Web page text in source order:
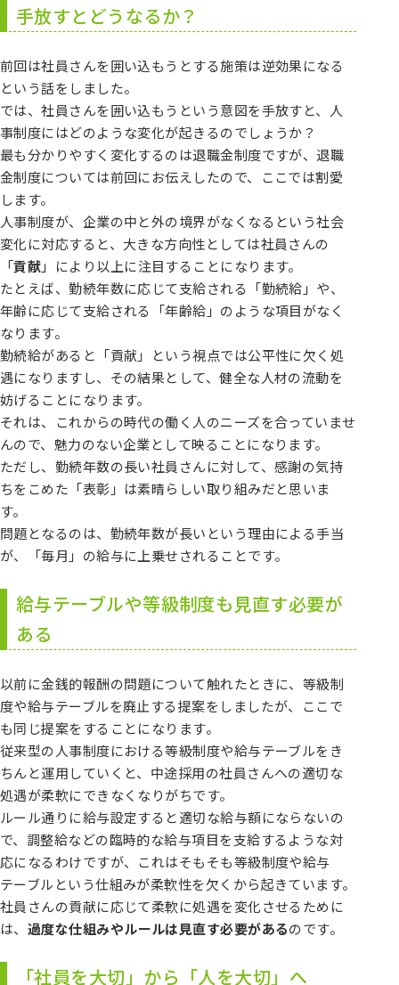
手放すとどうなるか？
前回は社員さんを囲い込もうとする施策は逆効果になる
という話をしました。
では、社員さんを囲い込もうという意図を手放すと、人
事制度にはどのような変化が起きるのでしょうか？
最も分かりやすく変化するのは退職金制度ですが、退職
金制度については前回にお伝えしたので、ここでは割愛
します。
人事制度が、企業の中と外の境界がなくなるという社会
変化に対応すると、大きな方向性としては社員さんの
「貢献」により以上に注目することになります。
たとえば、勤続年数に応じて支給される「勤続給」や、
年齢に応じて支給される「年齢給」のような項目がなく
なります。
勤続給があると「貢献」という視点では公平性に欠く処
遇になりますし、その結果として、健全な人材の流動を
妨げることになります。
それは、これからの時代の働く人のニーズを合っていませ
んので、魅力のない企業として映ることになります。
ただし、勤続年数の長い社員さんに対して、感謝の気持
ちをこめた「表彰」は素晴らしい取り組みだと思いま
す。
問題となるのは、勤続年数が長いという理由による手当
が、「毎月」の給与に上乗せされることです。
給与テーブルや等級制度も見直す必要が
ある
以前に金銭的報酬の問題について触れたときに、等級制
度や給与テーブルを廃止する提案をしましたが、ここで
も同じ提案をすることになります。
従来型の人事制度における等級制度や給与テーブルをき
ちんと運用していくと、中途採用の社員さんへの適切な
処遇が柔軟にできなくなりがちです。
ルール通りに給与設定すると適切な給与額にならないの
で、調整給などの臨時的な給与項目を支給するような対
応になるわけですが、これはそもそも等級制度や給与
テーブルという仕組みが柔軟性を欠くから起きています。
社員さんの貢献に応じて柔軟に処遇を変化させるために
は、 過度な仕組みやルールは見直す必要があるのです。
「社員を大切」から「人を大切」へ